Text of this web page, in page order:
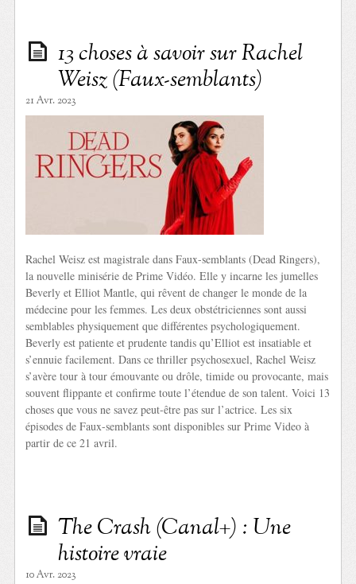
13 choses à savoir sur Rachel
Weisz (Faux-semblants)
21 Avr. 2023
Rachel Weisz est magistrale dans Faux-semblants (Dead Ringers),
la nouvelle minisérie de Prime Vidéo. Elle y incarne les jumelles
Beverly et Elliot Mantle, qui rêvent de changer le monde de la
médecine pour les femmes. Les deux obstétriciennes sont aussi
semblables physiquement que différentes psychologiquement.
Beverly est patiente et prudente tandis qu’Elliot est insatiable et
s’ennuie facilement. Dans ce thriller psychosexuel, Rachel Weisz
s’avère tour à tour émouvante ou drôle, timide ou provocante, mais
souvent flippante et confirme toute l’étendue de son talent. Voici 13
choses que vous ne savez peut-être pas sur l’actrice. Les six
épisodes de Faux-semblants sont disponibles sur Prime Video à
partir de ce 21 avril.
The Crash (Canal+) : Une
histoire vraie
10 Avr. 2023